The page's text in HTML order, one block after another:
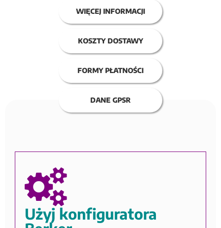
WIĘCEJ INFORMACJI
KOSZTY DOSTAWY
FORMY PŁATNOŚCI
DANE GPSR
Użyj konfiguratora